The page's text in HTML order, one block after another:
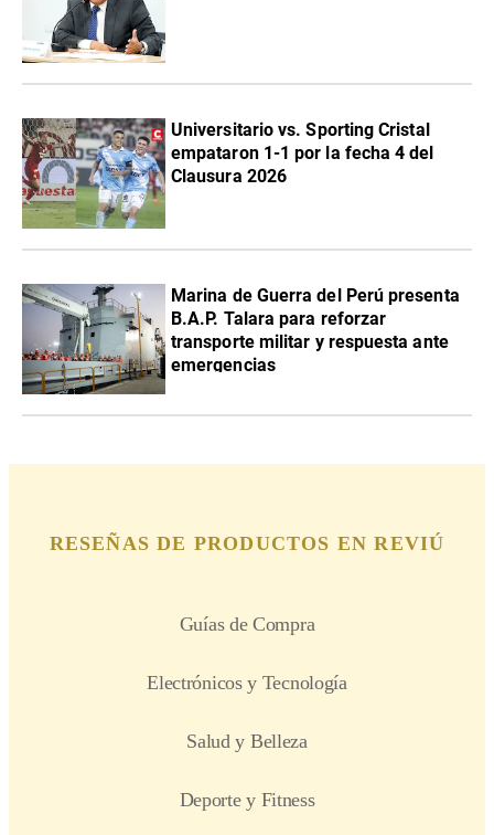
Universitario vs. Sporting Cristal
empataron 1-1 por la fecha 4 del
Clausura 2026
Marina de Guerra del Perú presenta
B.A.P. Talara para reforzar
transporte militar y respuesta ante
emergencias